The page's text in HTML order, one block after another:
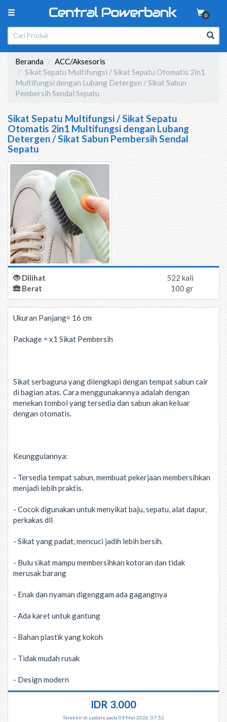
0
Beranda
ACC/Aksesoris
Sikat Sepatu Multifungsi / Sikat Sepatu Otomatis 2in1
Multifungsi dengan Lubang Detergen / Sikat Sabun
Pembersih Sendal Sepatu
Sikat Sepatu Multifungsi / Sikat Sepatu
Otomatis 2in1 Multifungsi dengan Lubang
Detergen / Sikat Sabun Pembersih Sendal
Sepatu
Dilihat
522 kali
Berat
100 gr
Ukuran Panjang= 16 cm
Package = x1 Sikat Pembersih
Sikat serbaguna yang dilengkapi dengan tempat sabun cair
di bagian atas. Cara menggunakannya adalah dengan
menekan tombol yang tersedia dan sabun akan keluar
dengan otomatis.
Keunggulannya:
- Tersedia tempat sabun, membuat pekerjaan membersihkan
menjadi lebih praktis.
- Cocok digunakan untuk menyikat baju, sepatu, alat dapur,
perkakas dll
- Sikat yang padat, mencuci jadih lebih bersih.
- Bulu sikat mampu membersihkan kotoran dan tidak
merusak barang
- Enak dan nyaman digenggam ada gagangnya
- Ada karet untuk gantung
- Bahan plastik yang kokoh
- Tidak mudah rusak
- Design modern
IDR 3.000
Terakhir di update pada 09 Mei 2026, 07:52